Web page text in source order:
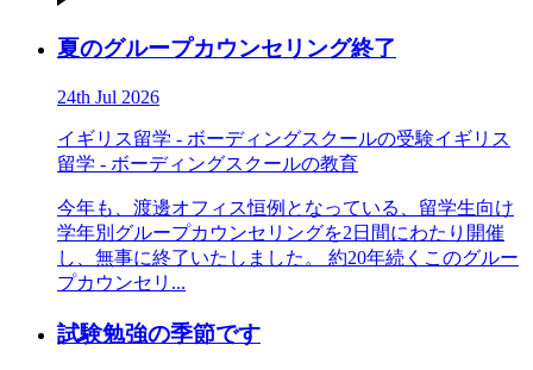
夏のグループカウンセリング終了
24th Jul 2026
イギリス留学 - ボーディングスクールの受験イギリス
留学 - ボーディングスクールの教育
今年も、渡邊オフィス恒例となっている、留学生向け
学年別グループカウンセリングを2日間にわたり開催
し、無事に終了いたしました。 約20年続くこのグルー
プカウンセリ...
試験勉強の季節です